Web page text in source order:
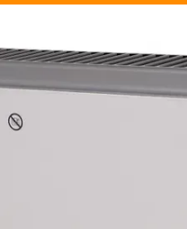
оферти
Блог Відгуки